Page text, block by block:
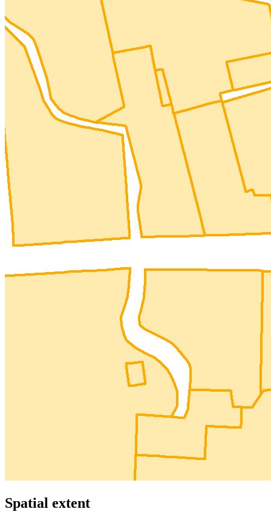
Spatial extent